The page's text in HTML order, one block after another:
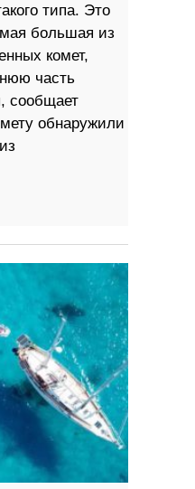
типа. Это
большая из
комет,
часть
сообщает
обнаружили